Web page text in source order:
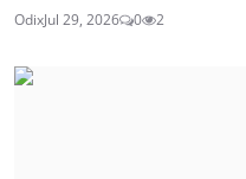
OdixJul 29, 2026 0 2